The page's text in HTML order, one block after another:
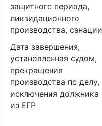
защитного периода,
ликвидационного
производства, санации
Дата завершения,
установленная судом,
прекращения
производства по делу,
исключения должника
из ЕГР